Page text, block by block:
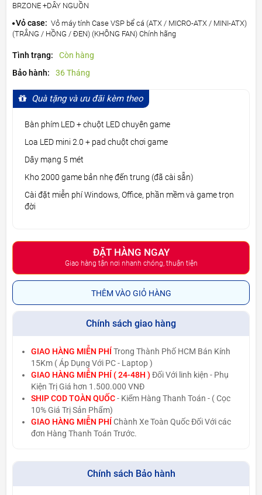
BRZONE +DÂY NGUỒN
Vỏ case: Vỏ máy tính Case VSP bể cá (ATX / MICRO-ATX / MINI-ATX)
(TRẮNG / HỒNG / ĐEN) (KHÔNG FAN) Chính hãng
Tình trạng:
Còn hàng
Bảo hành:
36 Tháng
Quà tặng và ưu đãi kèm theo
Bàn phím LED + chuột LED chuyên game
Loa LED mini 2.0 + pad chuột chơi game
Dây mạng 5 mét
Kho 2000 game bản nhẹ đến trung (đã cài sẵn)
Cài đặt miễn phí Windows, Office, phần mềm và game trọn
đời
ĐẶT HÀNG NGAY
Giao hàng tận nơi nhanh chóng, thuận tiện
THÊM VÀO GIỎ HÀNG
Chính sách giao hàng
GIAO HÀNG MIỄN PHÍ Trong Thành Phố HCM Bán Kính
15Km ( Áp Dụng Với PC - Laptop )
GIAO HÀNG MIỄN PHÍ ( 24-48H ) Đối Với linh kiện - Phụ
Kiện Trị Giá hơn 1.500.000 VNĐ
SHIP COD TOÀN QUỐC- Kiểm Hàng Thanh Toán - ( Cọc
10% Giá Trị Sản Phẩm)
GIAO HÀNG MIỄN PHÍ Chành Xe Toàn Quốc Đối Với các
đơn Hàng Thanh Toán Trước.
Chính sách Bảo hành